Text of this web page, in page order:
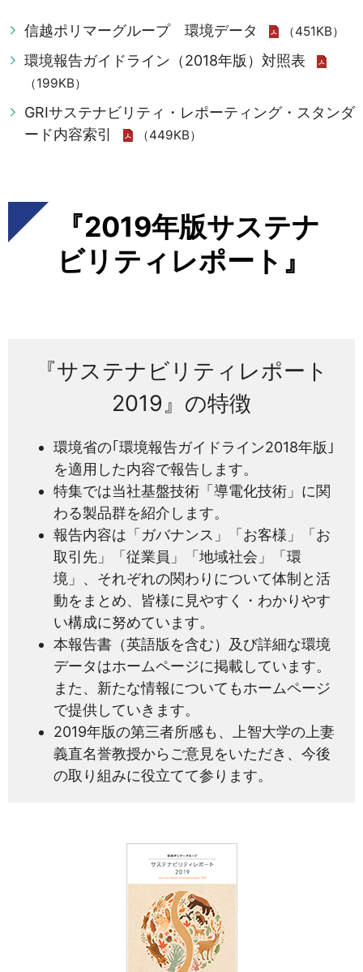
信越ポリマーグループ 環境データ （451KB）
環境報告ガイドライン（2018年版）対照表
（199KB）
GRIサステナビリティ・レポーティング・スタンダ
ード内容索引
（449KB）
『2019年版サステナ
ビリティレポート』
『サステナビリティレポート
2019』の特徴
環境省の｢環境報告ガイドライン2018年版｣
を適用した内容で報告します。
特集では当社基盤技術「導電化技術」に関
わる製品群を紹介します。
報告内容は「ガバナンス」「お客様」「お
取引先」「従業員」「地域社会」「環
境」、それぞれの関わりについて体制と活
動をまとめ、皆様に見やすく・わかりやす
い構成に努めています。
本報告書（英語版を含む）及び詳細な環境
データはホームページに掲載しています。
また、新たな情報についてもホームページ
で提供していきます。
2019年版の第三者所感も、上智大学の上妻
義直名誉教授からご意見をいただき、今後
の取り組みに役立てて参ります。